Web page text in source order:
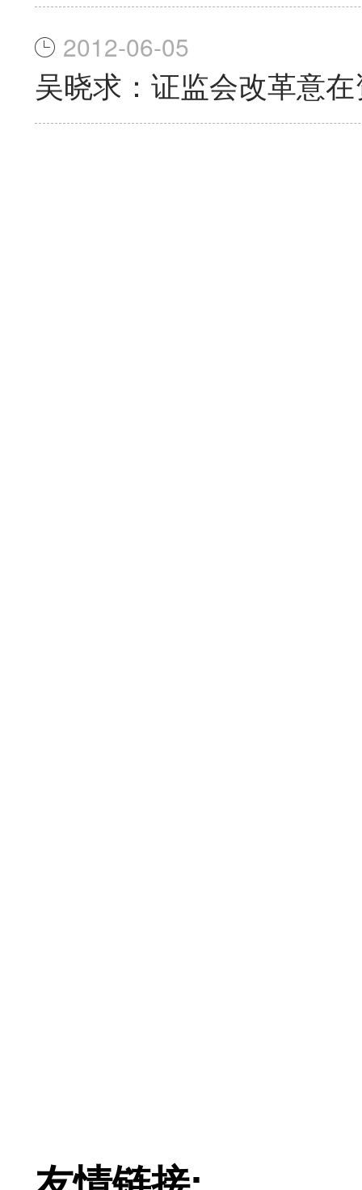
2012-06-05
吴晓求：证监会改革意